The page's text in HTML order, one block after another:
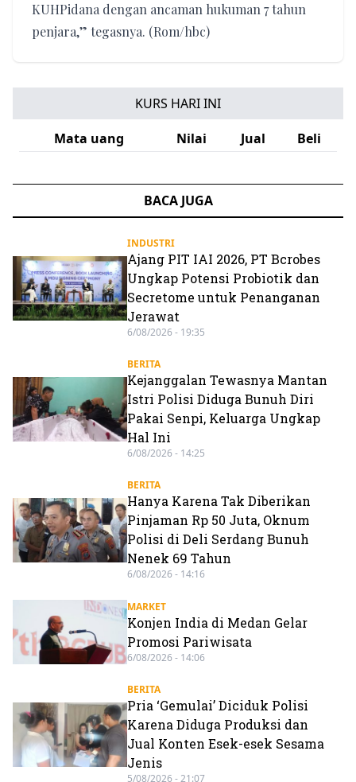
KUHPidana dengan ancaman hukuman 7 tahun
penjara,” tegasnya. (Rom/hbc)
KURS HARI INI
Mata uang
Nilai Jual Beli
BACA JUGA
INDUSTRI
Ajang PIT IAI 2026, PT Bcrobes
Ungkap Potensi Probiotik dan
Secretome untuk Penanganan
Jerawat
6/08/2026 - 19:35
BERITA
Kejanggalan Tewasnya Mantan
Istri Polisi Diduga Bunuh Diri
Pakai Senpi, Keluarga Ungkap
Hal Ini
6/08/2026 - 14:25
BERITA
Hanya Karena Tak Diberikan
Pinjaman Rp 50 Juta, Oknum
Polisi di Deli Serdang Bunuh
Nenek 69 Tahun
6/08/2026 - 14:16
MARKET
Konjen India di Medan Gelar
Promosi Pariwisata
6/08/2026 - 14:06
BERITA
Pria ‘Gemulai’ Diciduk Polisi
Karena Diduga Produksi dan
Jual Konten Esek-esek Sesama
Jenis
5/08/2026 - 21:07